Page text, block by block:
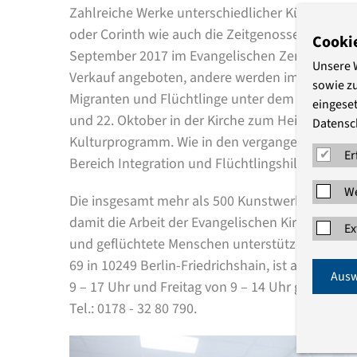
Zahlreiche Werke unterschiedlicher Künstler -
oder Corinth wie auch die Zeitgenossen Kani
September 2017 im Evangelischen Zentrum
Verkauf angeboten, andere werden im
Migranten und Flüchtlinge unter dem Motto
und 22. Oktober in der Kirche zum Heiligen
Kulturprogramm. Wie in den vergangenen
Bereich Integration und Flüchtlingshilfe zugute.
Die insgesamt mehr als 500 Kunstwerke sind
damit die Arbeit der Evangelischen Kirche
und geflüchtete Menschen unterstützen. Die
69 in 10249 Berlin-Friedrichshain, ist ab 6.
9 – 17 Uhr und Freitag von 9 – 14 Uhr
Tel.: 0178 - 32 80 790.
Unsere
sowie